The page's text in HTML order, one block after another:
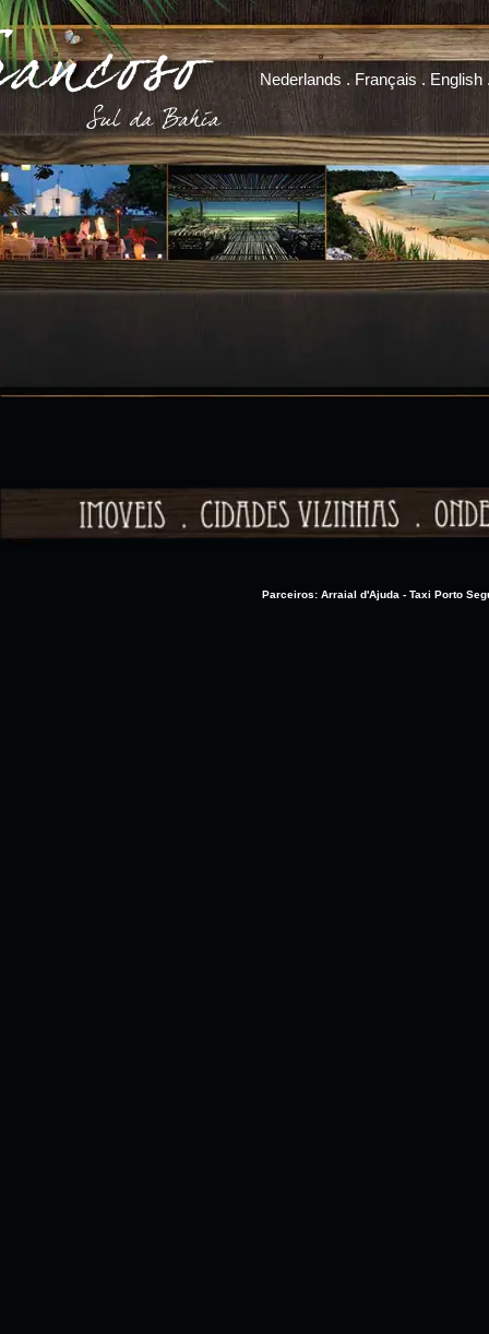
Nederlands .Français . English
Parceiros: Arraial d'Ajuda - Taxi Porto